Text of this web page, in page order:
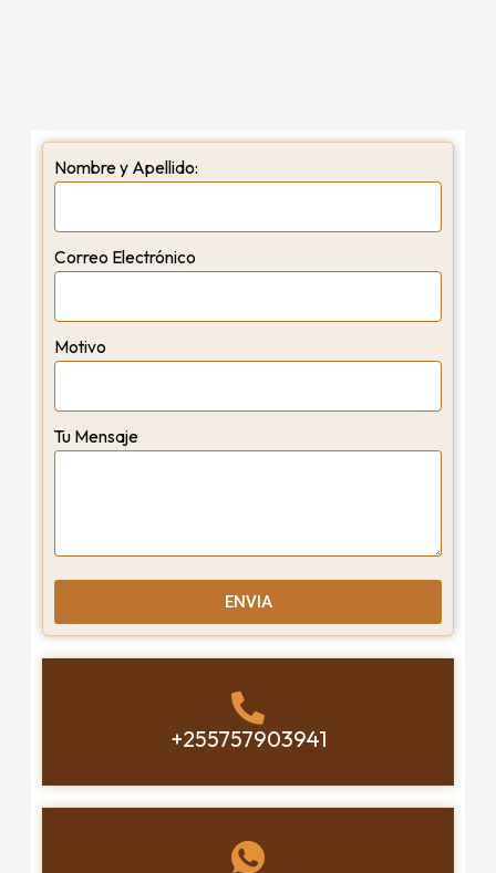
Nombre y Apellido:
Correo Electrónico
Motivo
Tu Mensaje
ENVIA
+255757903941